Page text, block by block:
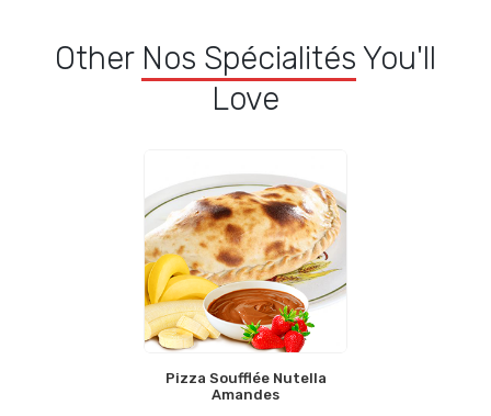
Other Nos Spécialités You'll
Love
Pizza Soufflée Nutella
Amandes